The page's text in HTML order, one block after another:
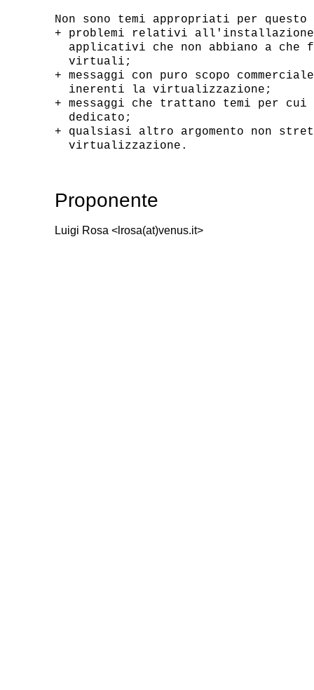
Non sono temi appropriati per questo
+ problemi relativi
applicativi che non abbiano a che
  virtuali;
+ messaggi con puro scopo
  inerenti la virtualizzazione;
+ messaggi che trattano temi per
  dedicato;
+ qualsiasi altro argomento non
Proponente
Luigi Rosa <lrosa(at)venus.it>